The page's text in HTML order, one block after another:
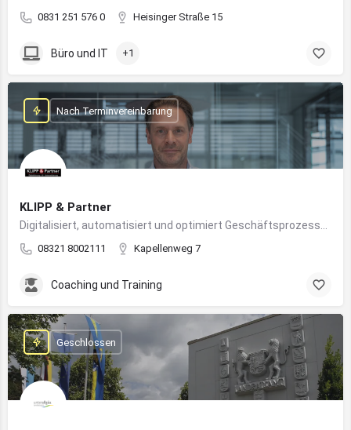
0831 251 576 0 Heisinger Straße 15
Büro und IT +1
KLIPP & Partner
08321 8002111 Kapellenweg 7
Nach Terminvereinbarung
Coaching und Training
Geschlossen